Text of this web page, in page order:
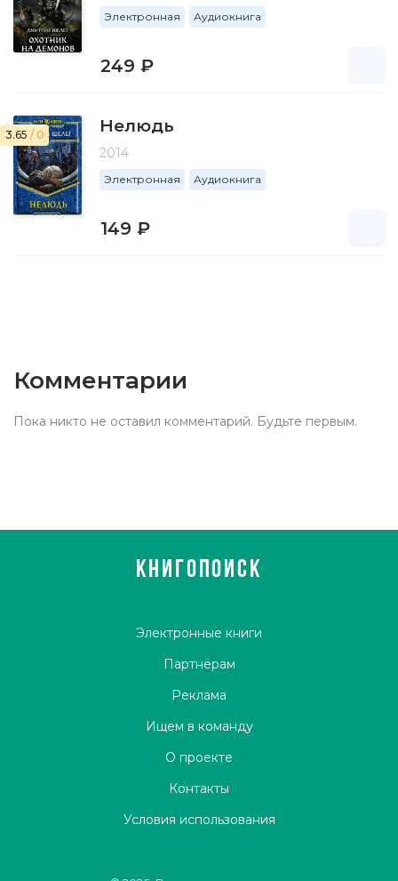
Электронная Аудиокнига
249 ₽
3.65 / 0 Нелюдь
2014
Электронная Аудиокнига
149 ₽
Комментарии
Пока никто не оставил комментарий. Будьте первым.
КНИГОПОИСК
Электронные книги
Партнёрам
Реклама
Ищем в команду
О проекте
Контакты
Условия использования